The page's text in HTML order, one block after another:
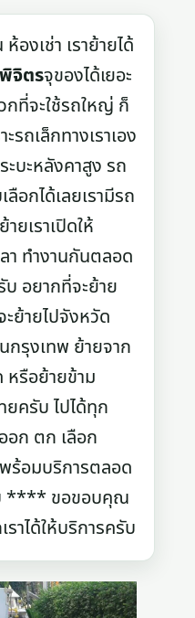
งเช่า เราย้ายได้
จิตรจุของได้เยอะ
กที่จะใช้รถใหญ่ ก็
รถเล็กทางเราเอง
บะหลังคาสูง รถ
อกได้เลยเรามีรถ
ยเราเปิดให้
า ทำงานกันตลอด
อยากที่จะย้าย
ะย้ายไปจังหวัด
กรุงเทพ ย้ายจาก
หรือย้ายข้าม
ยครับ ไปได้ทุก
อก ตก เลือก
ร้อมบริการตลอด
บ **** ขอขอบคุณ
ราได้ให้บริการครับ